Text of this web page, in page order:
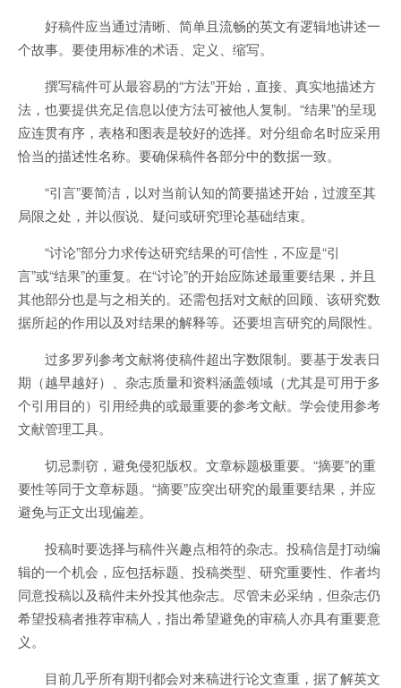
好稿件应当通过清晰、简单且流畅的英文有逻辑地讲述一
个故事。要使用标准的术语、定义、缩写。
撰写稿件可从最容易的“方法”开始，直接、真实地描述方
法，也要提供充足信息以使方法可被他人复制。“结果”的呈现
应连贯有序，表格和图表是较好的选择。对分组命名时应采用
恰当的描述性名称。要确保稿件各部分中的数据一致。
“引言”要简洁，以对当前认知的简要描述开始，过渡至其
局限之处，并以假说、疑问或研究理论基础结束。
“讨论”部分力求传达研究结果的可信性，不应是“引
言”或“结果”的重复。在“讨论”的开始应陈述最重要结果，并且
其他部分也是与之相关的。还需包括对文献的回顾、该研究数
据所起的作用以及对结果的解释等。还要坦言研究的局限性。
过多罗列参考文献将使稿件超出字数限制。要基于发表日
期（越早越好）、杂志质量和资料涵盖领域（尤其是可用于多
个引用目的）引用经典的或最重要的参考文献。学会使用参考
文献管理工具。
切忌剽窃，避免侵犯版权。文章标题极重要。“摘要”的重
要性等同于文章标题。“摘要”应突出研究的最重要结果，并应
避免与正文出现偏差。
投稿时要选择与稿件兴趣点相符的杂志。投稿信是打动编
辑的一个机会，应包括标题、投稿类型、研究重要性、作者均
同意投稿以及稿件未外投其他杂志。尽管未必采纳，但杂志仍
希望投稿者推荐审稿人，指出希望避免的审稿人亦具有重要意
义。
目前几乎所有期刊都会对来稿进行论文查重，据了解英文